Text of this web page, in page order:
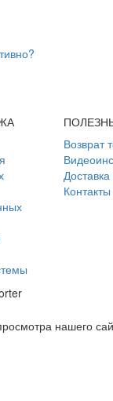
Возврат
Контакты
нашего